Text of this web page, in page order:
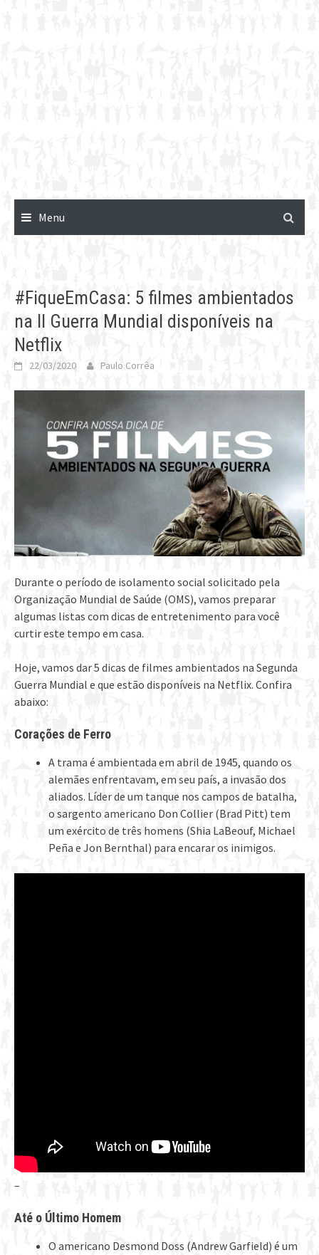
Menu
#FiqueEmCasa: 5 filmes ambientados
na II Guerra Mundial disponíveis na
Netflix
22/03/2020 Paulo Corrêa
Durante o período de isolamento social solicitado pela
Organização Mundial de Saúde (OMS), vamos preparar
algumas listas com dicas de entretenimento para você
curtir este tempo em casa.
Hoje, vamos dar 5 dicas de filmes ambientados na Segunda
Guerra Mundial e que estão disponíveis na Netflix. Confira
abaixo:
Corações de Ferro
A trama é ambientada em abril de 1945, quando os
alemães enfrentavam, em seu país, a invasão dos
aliados. Líder de um tanque nos campos de batalha,
o sargento americano Don Collier (Brad Pitt) tem
um exército de três homens (Shia LaBeouf, Michael
Peña e Jon Bernthal) para encarar os inimigos.
–
Até o Último Homem
O americano Desmond Doss (Andrew Garfield) é um